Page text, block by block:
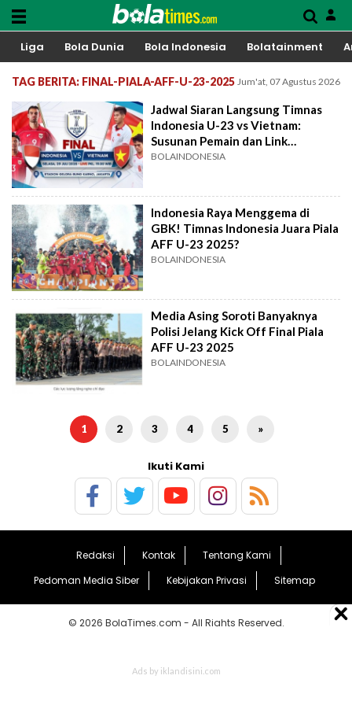
Liga Bola Dunia Bola Indonesia Bolatainment
TAG BERITA: FINAL-PIALA-AFF-U-23-2025 Jum'at, 07 Agustus 2026
Jadwal Siaran Langsung Timnas
Indonesia U-23 vs Vietnam:
Susunan Pemain dan Link
Streaming
BOLAINDONESIA
Indonesia Raya Menggema di
GBK! Timnas Indonesia Juara Piala
AFF U-23 2025?
BOLAINDONESIA
Media Asing Soroti Banyaknya
Polisi Jelang Kick Off Final Piala
AFF U-23 2025
BOLAINDONESIA
1 2 3 4 5 »
Ikuti Kami
Redaksi Kontak
Tentang Kami
Pedoman Media Siber
Kebijakan Privasi Sitemap
© 2026 BolaTimes.com - All Rights Reserved.